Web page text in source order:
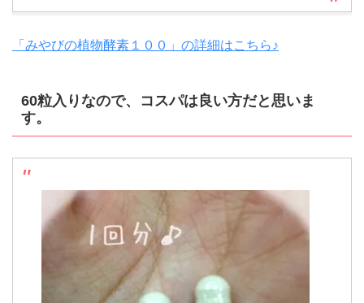
「みやびの植物酵素１００」の詳細はこちら♪
60粒入りなので、コスパは良い方だと思いま
す。